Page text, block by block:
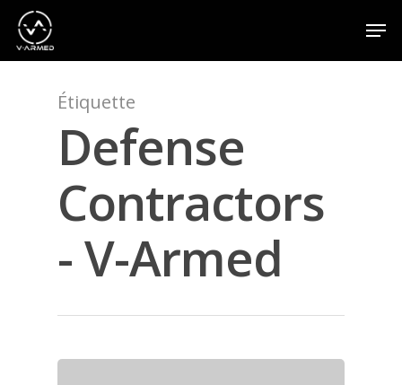
Appuyez sur la touche Entrée pour effectuer une
recherche ou sur la touche ESC pour fermer
Étiquette
Defense
Contractors
- V-Armed